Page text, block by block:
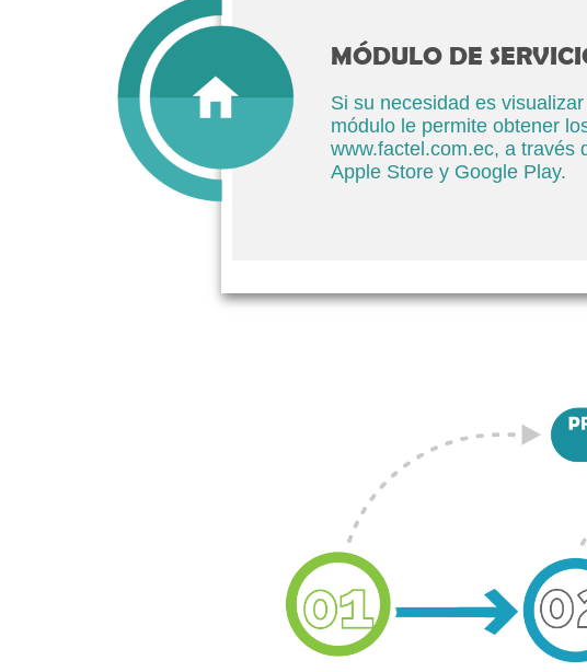
MÓDULO DE
Si su necesidad es
módulo le permite obtener
www.factel.com.ec, a través
Apple Store y Google Play.